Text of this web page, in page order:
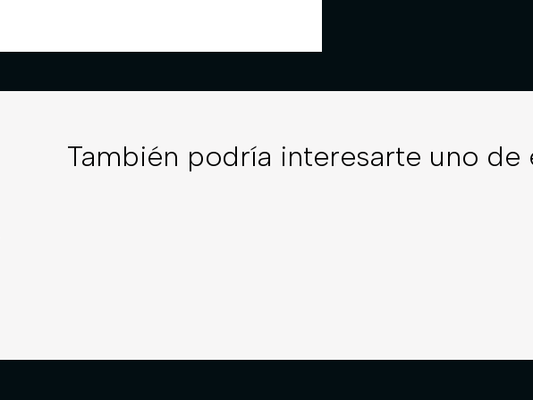
También podría interesarte uno de